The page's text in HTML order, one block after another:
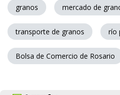
granos mercado de
transporte de granos río
Bolsa de Comercio de Rosario